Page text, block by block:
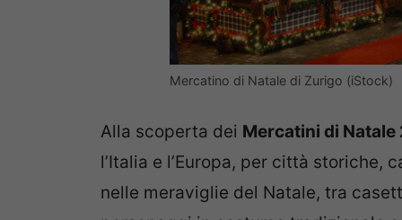
Mercatino di Natale di Zurigo (iStock)
Alla scoperta dei Mercatini di Natale
l’Italia e l’Europa, per città
nelle meraviglie del Natale, tra